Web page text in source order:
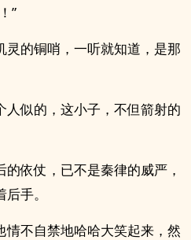
”
灵的铜哨，一听就知道，是那
人似的，这小子，不但箭射的
依仗，已不是秦律的威严，
手。
情不自禁地哈哈大笑起来，然